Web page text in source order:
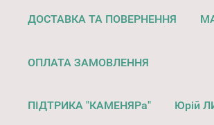
ДОСТАВКА ТА ПОВЕРНЕННЯ
ОПЛАТА ЗАМОВЛЕННЯ
ПІДТРИКА "КАМЕНЯРа" Юрій